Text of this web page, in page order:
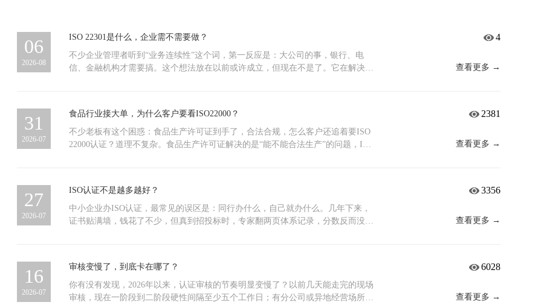
06
2026-08
ISO 22301是什么，企业需不需要做？ 4
不少企业管理者听到“业务连续性”这个词，第一反应是：大公司的事，银行、电
信、金融机构才需要搞。这个想法放在以前或许成立，但现在不是了。它在解决什
系的覆盖范围内。遇到这种情况，几个问题需要回答：哪些业务必须先恢复？每项
业务能停多久？谁来负责？资源从哪里来？不少企业在事发前，没有认真回答过这
些问题。ISO 22301做的就是这件事。它帮企业建立一套成体系的业务中断应对机
跟得上业务变化，定期整改补上发现的问题。没演练过的方案，效果是未知的。真
出事的时候临时翻手册来不及，只有形成肌肉记忆的流程才靠得住。和应急预案的
区别很多企业已经有一些应急预案，针对的是特定场景。ISO 22301是一套管理体
的压力当一家大企业自身建立了业务连续性管理体系，它的供应链审核里往往会出
现相应要求——关键供应商也需要具备业务恢复能力。这不是额外要求，是基本的
管理逻辑。大企业的业务连续性依赖于上游供应链的稳定性，如果核心供应商没有
查看更多 →
31
2026-07
食品行业接大单，为什么客户要看ISO22000？ 2381
不少老板有这个困惑：食品生产许可证到手了，合法合规，怎么客户还追着要ISO
22000认证？道理不复杂。食品生产许可证解决的是“能不能合法生产”的问题，ISO
题，针对这些环节设监控点，然后确保记录可查、出偏差能纠、纠完能改。做认证
的时候，核心原则就一条：写到的都要做到，做到的都要有记录。 那到底哪些业
务离了这张证真不行？问自己两个问题就清楚了。第一，你的客户是谁？ 如果面
缺了总分不够，合作启动不了。 第二，你做什么产品？ 预制菜、冷链即食、婴幼
儿辅食这类高风险品类，客户派来的验厂团队会查看你的危害分析记录、关键控制
点监控数据、追溯演习报告和纠偏记录。这些材料恰恰是ISO 22000日常运行中就
查看更多 →
27
2026-07
ISO认证不是越多越好？ 3356
中小企业办ISO认证，最常见的误区是：同行办什么，自己就办什么。几年下来，
证书贴满墙，钱花了不少，但真到招投标时，专家翻两页体系记录，分数反而没多
检ISO 14001：保证环境管理受控合规，经得起核查ISO 45001：保证员工健康安全
有制度保障，经得起追问 这三条管住了企业的产品、环境、人，是进入主流供应
链、参与政企招标、通过大客户验场的最低入场资格。不能保证100%中标，但没
查看更多 →
16
2026-07
审核变慢了，到底卡在哪了？ 6028
你有没有发现，2026年以来，认证审核的节奏明显变慢了？以前几天能走完的现场
审核，现在一阶段到二阶段硬性间隔至少五个工作日；有分公司或异地经营场所
查看更多 →